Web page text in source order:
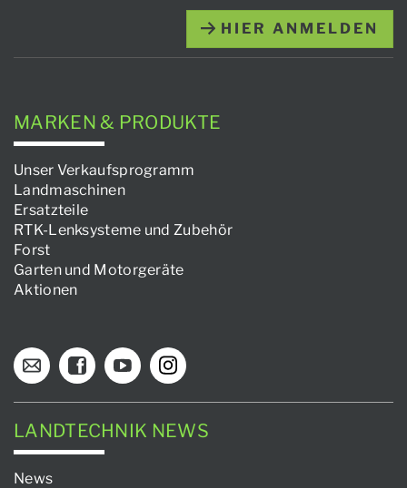
HIER ANMELDEN
MARKEN & PRODUKTE
Unser Verkaufsprogramm
Landmaschinen
Ersatzteile
RTK-Lenksysteme und Zubehör
Forst
Garten und Motorgeräte
Aktionen
LANDTECHNIK NEWS
News